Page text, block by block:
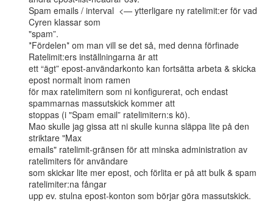
Spam emails / interval  <— ytterligare ny ratelimit:er för vad
Cyren klassar som
"spam”.
*Fördelen* om man vill se det så, med denna förfinade
Ratelimit:ers inställningarna är att
ett “ägt” epost-användarkonto kan fortsätta arbeta & skicka
epost normalt inom ramen
för max ratelimitern som ni konfigurerat, och endast
spammarnas massutskick kommer att
stoppas (i "Spam email” ratelimitern:s kö).
Mao skulle jag gissa att ni skulle kunna släppa lite på den
striktare "Max
emails" ratelimit-gränsen för att minska administration av
ratelimiters för användare
som skickar lite mer epost, och förlita er på att bulk & spam
ratelimiter:na fångar
upp ev. stulna epost-konton som börjar göra massutskick.